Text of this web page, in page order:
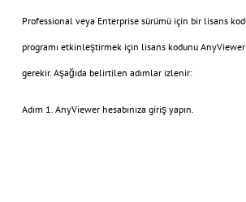
Professional veya Enterprise sürümü için bir lisans
programı etkinleştirmek için lisans kodunu
gerekir. Aşağıda belirtilen adımlar izlenir:
Adım 1. AnyViewer hesabınıza giriş yapın.